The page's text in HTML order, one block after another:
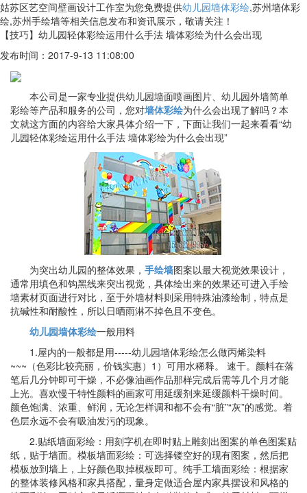
姑苏区艺空间壁画设计工作室为您免费提供幼儿园墙体彩绘,苏州墙体彩
绘,苏州手绘墙等相关信息发布和资讯展示，敬请关注！
【技巧】幼儿园轻体彩绘运用什么手法 墙体彩绘为什么会出现
发布时间：2017-9-13 11:08:00
本公司是一家专业提供幼儿园墙面喷画图片、幼儿园外墙简单
彩绘等产品和服务的公司，您对墙体彩绘为什么会出现了解吗？本
文就这方面的内容给大家具体介绍一下，下面让我们一起来看看“幼
儿园轻体彩绘运用什么手法 墙体彩绘为什么会出现”
为突出幼儿园的整体效果， 手绘墙图案以最大视觉效果设计，
通常用填色和钩黑线来突出视觉，具体绘出来的效果还可进入手绘
墙素材页面进行对比，至于外墙材料则采用特殊油漆绘制，特点是
抗碱性和耐酸性，所以日晒雨淋不掉色且不变色。
幼儿园墙体彩绘一般用料
1.屋内的一般都是用-----幼儿园墙体彩绘怎么做丙烯染料
~~~（色彩比较亮丽，价钱实惠）1）可用水稀释。 速干。颜料在落
笔后几分钟即可干燥，不必像油画作品那样完成后需等几个月才能
上光。喜欢慢干特性颜料的画家可用延缓剂来延缓颜料干燥时间。
颜色饱满、浓重、鲜润，无论怎样调和都不会有“脏”“灰”的感觉。着
色层永远不会有吸油发污的现象。
2.贴纸墙面彩绘：用刻字机在即时贴上雕刻出图案的单色图案贴
纸，贴于墙面。模板墙面彩绘：可选择镂空好的现有图案，然后把
模板放到墙上，上好颜色取掉模板即可。纯手工墙面彩绘：根据家
的整体装修风格和家具搭配，量身定做适合屋内家具摆设和风格的